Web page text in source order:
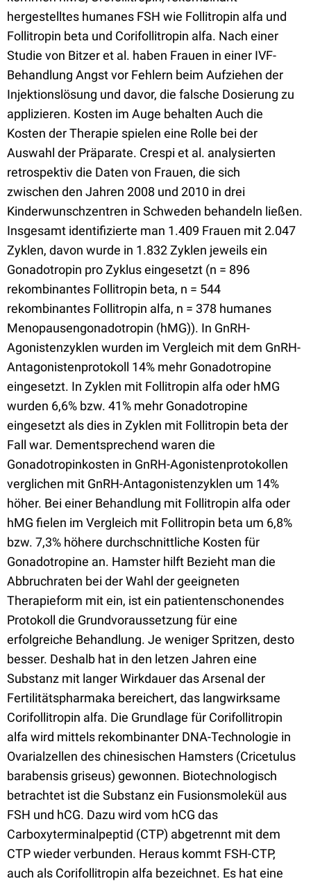
hergestelltes humanes FSH wie Follitropin alfa und
Follitropin beta und Corifollitropin alfa. Nach einer
Studie von Bitzer et al. haben Frauen in einer IVF-
Behandlung Angst vor Fehlern beim Aufziehen der
Injektionslösung und davor, die falsche Dosierung zu
applizieren. Kosten im Auge behalten Auch die
Kosten der Therapie spielen eine Rolle bei der
Auswahl der Präparate. Crespi et al. analysierten
retrospektiv die Daten von Frauen, die sich
zwischen den Jahren 2008 und 2010 in drei
Kinderwunschzentren in Schweden behandeln ließen.
Insgesamt identifizierte man 1.409 Frauen mit 2.047
Zyklen, davon wurde in 1.832 Zyklen jeweils ein
Gonadotropin pro Zyklus eingesetzt (n = 896
rekombinantes Follitropin beta, n = 544
rekombinantes Follitropin alfa, n = 378 humanes
Menopausengonadotropin (hMG)). In GnRH-
Agonistenzyklen wurden im Vergleich mit dem GnRH-
Antagonistenprotokoll 14% mehr Gonadotropine
eingesetzt. In Zyklen mit Follitropin alfa oder hMG
wurden 6,6% bzw. 41% mehr Gonadotropine
eingesetzt als dies in Zyklen mit Follitropin beta der
Fall war. Dementsprechend waren die
Gonadotropinkosten in GnRH-Agonistenprotokollen
verglichen mit GnRH-Antagonistenzyklen um 14%
höher. Bei einer Behandlung mit Follitropin alfa oder
hMG fielen im Vergleich mit Follitropin beta um 6,8%
bzw. 7,3% höhere durchschnittliche Kosten für
Gonadotropine an. Hamster hilft Bezieht man die
Abbruchraten bei der Wahl der geeigneten
Therapieform mit ein, ist ein patientenschonendes
Protokoll die Grundvoraussetzung für eine
erfolgreiche Behandlung. Je weniger Spritzen, desto
besser. Deshalb hat in den letzen Jahren eine
Substanz mit langer Wirkdauer das Arsenal der
Fertilitätspharmaka bereichert, das langwirksame
Corifollitropin alfa. Die Grundlage für Corifollitropin
alfa wird mittels rekombinanter DNA-Technologie in
Ovarialzellen des chinesischen Hamsters (Cricetulus
barabensis griseus) gewonnen. Biotechnologisch
betrachtet ist die Substanz ein Fusionsmolekül aus
FSH und hCG. Dazu wird vom hCG das
Carboxyterminalpeptid (CTP) abgetrennt mit dem
CTP wieder verbunden. Heraus kommt FSH-CTP,
auch als Corifollitropin alfa bezeichnet. Es hat eine